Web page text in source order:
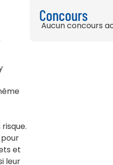
et
leur
Concours
Aucun concours